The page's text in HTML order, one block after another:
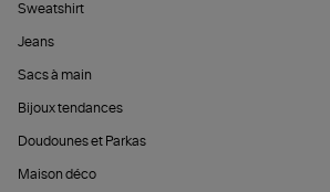
Sweatshirt
Jeans
Sacs à main
Bijoux tendances
Doudounes et Parkas
Maison déco